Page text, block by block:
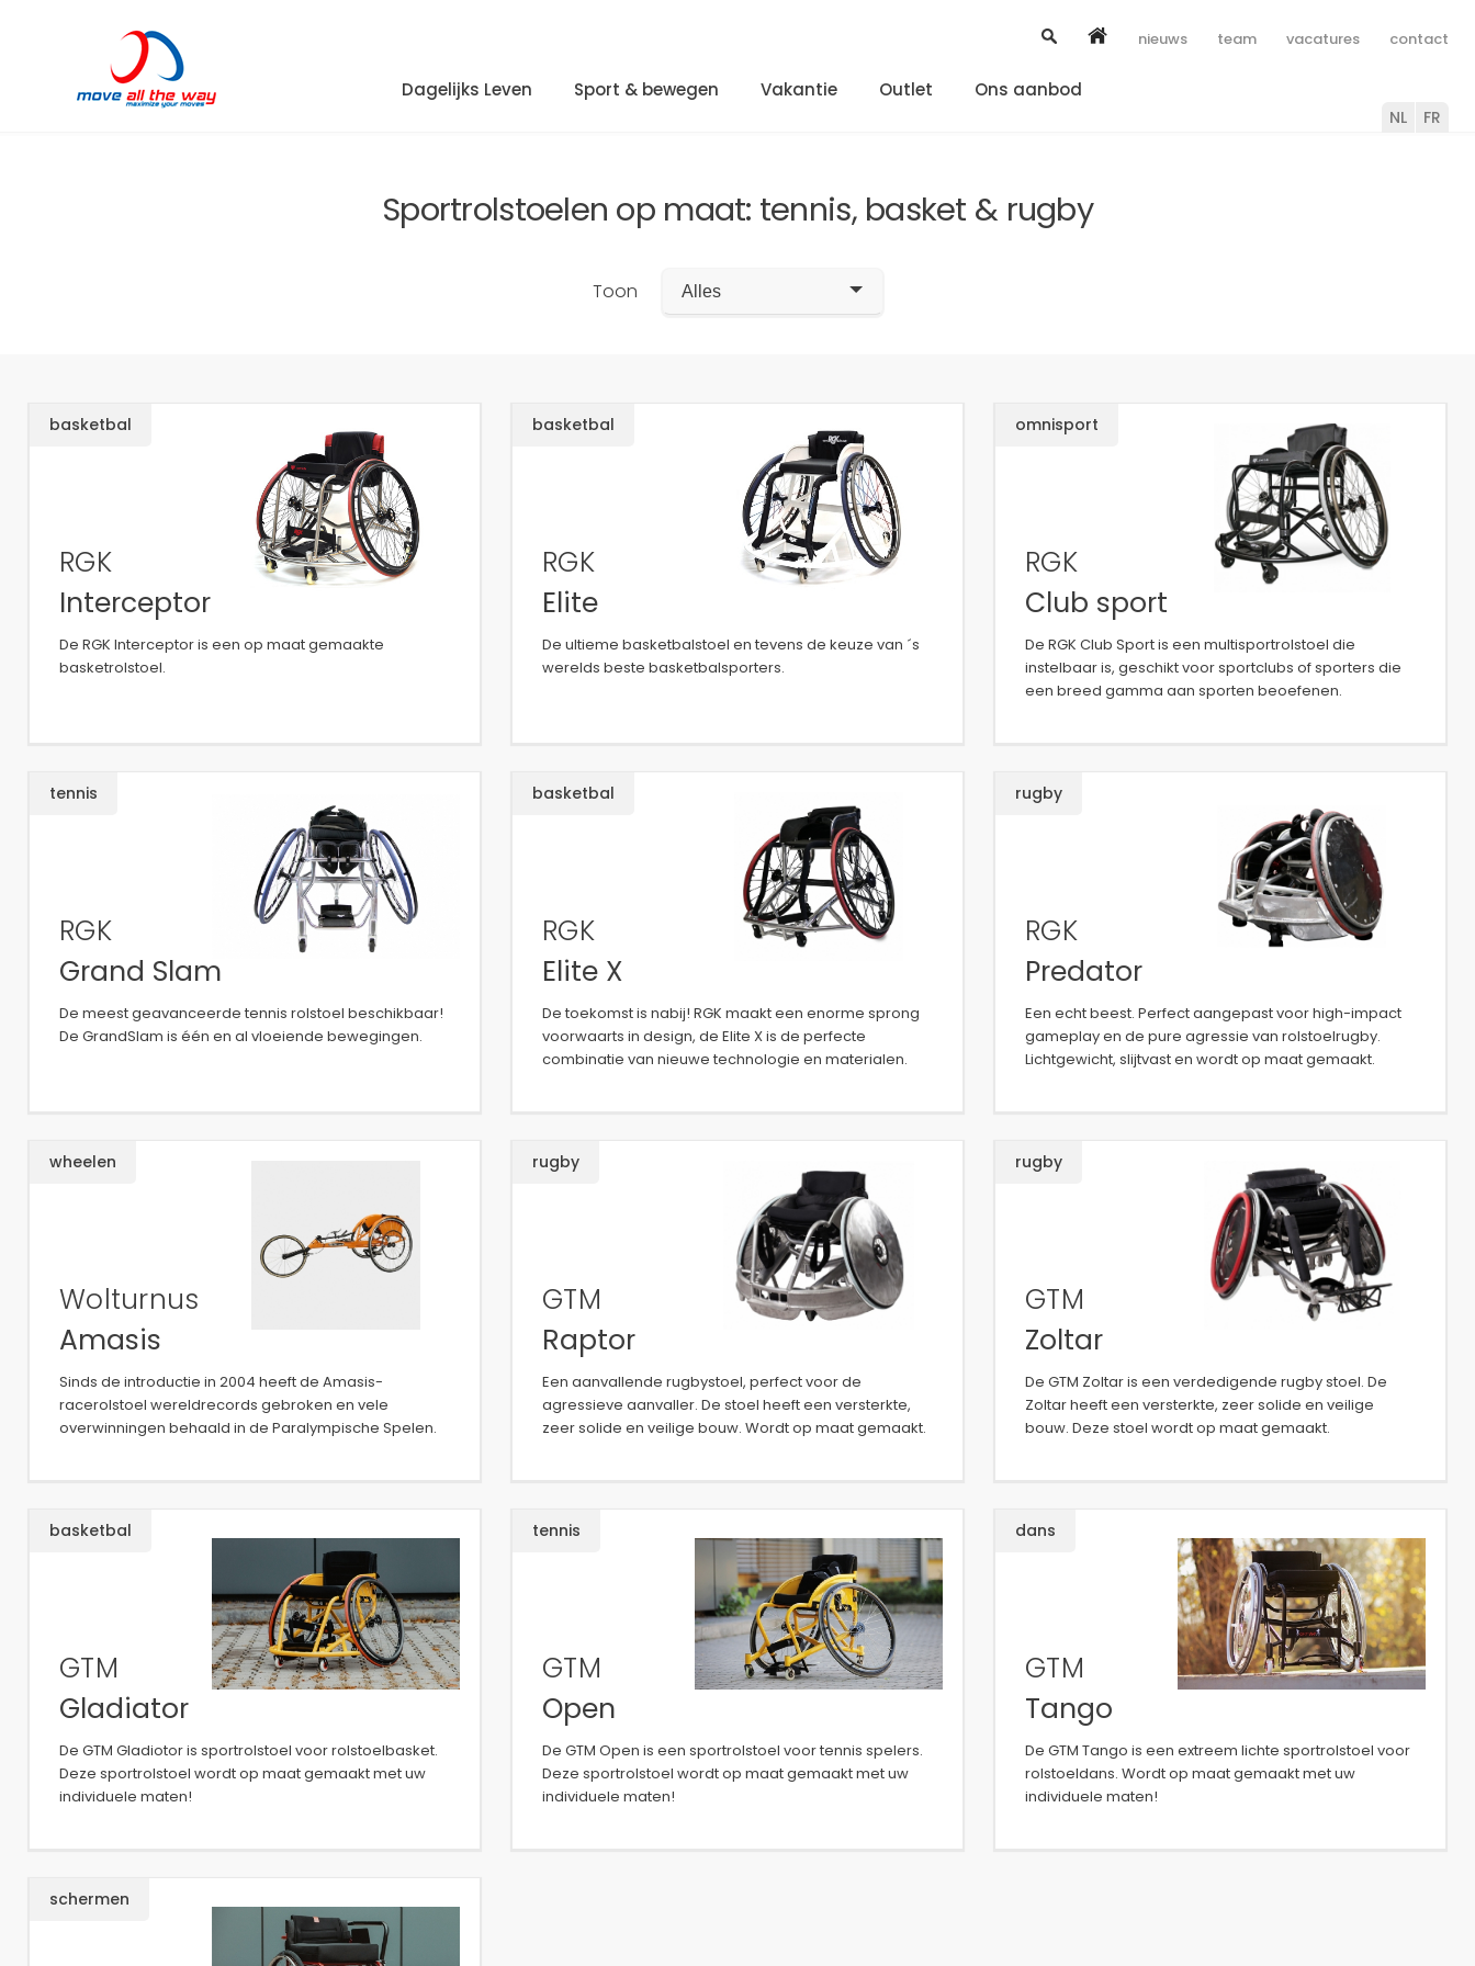
NL FR
Dagelijks Leven Sport & bewegen Vakantie Outlet Ons aanbod
nieuws team vacatures contact
Sportrolstoelen op maat: tennis, basket & rugby
Toon Alles
basketbal
RGK
Interceptor
De RGK Interceptor is een op maat gemaakte
basketrolstoel.
basketbal
RGK
Elite
De ultieme basketbalstoel en tevens de keuze van ´s
werelds beste basketbalsporters.
omnisport
RGK
Club sport
De RGK Club Sport is een multisportrolstoel die
instelbaar is, geschikt voor sportclubs of sporters die
een breed gamma aan sporten beoefenen.
tennis
RGK
Grand Slam
De meest geavanceerde tennis rolstoel beschikbaar!
De GrandSlam is één en al vloeiende bewegingen.
basketbal
RGK
Elite X
De toekomst is nabij! RGK maakt een enorme sprong
voorwaarts in design, de Elite X is de perfecte
combinatie van nieuwe technologie en materialen.
rugby
RGK
Predator
Een echt beest. Perfect aangepast voor high-impact
gameplay en de pure agressie van rolstoelrugby.
Lichtgewicht, slijtvast en wordt op maat gemaakt.
wheelen
Wolturnus
Amasis
Sinds de introductie in 2004 heeft de Amasis-
racerolstoel wereldrecords gebroken en vele
overwinningen behaald in de Paralympische Spelen.
rugby
GTM
Raptor
Een aanvallende rugbystoel, perfect voor de
agressieve aanvaller. De stoel heeft een versterkte,
zeer solide en veilige bouw. Wordt op maat gemaakt.
rugby
GTM
Zoltar
De GTM Zoltar is een verdedigende rugby stoel. De
Zoltar heeft een versterkte, zeer solide en veilige
bouw. Deze stoel wordt op maat gemaakt.
basketbal
GTM
Gladiator
De GTM Gladiotor is sportrolstoel voor rolstoelbasket.
Deze sportrolstoel wordt op maat gemaakt met uw
individuele maten!
tennis
GTM
Open
De GTM Open is een sportrolstoel voor tennis spelers.
Deze sportrolstoel wordt op maat gemaakt met uw
individuele maten!
dans
GTM
Tango
De GTM Tango is een extreem lichte sportrolstoel voor
rolstoeldans. Wordt op maat gemaakt met uw
individuele maten!
schermen